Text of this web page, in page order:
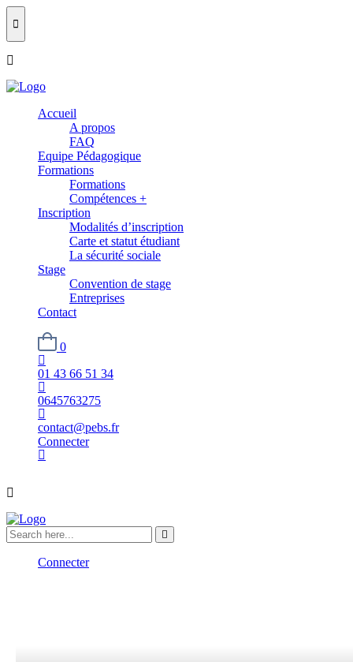
Accueil
A propos
FAQ
Equipe Pédagogique
Formations
Formations
Compétences +
Inscription
Modalités d’inscription
Carte et statut étudiant
La sécurité sociale
Stage
Convention de stage
Entreprises
Contact
0
01 43 66 51 34
0645763275
contact@pebs.fr
Connecter
Connecter